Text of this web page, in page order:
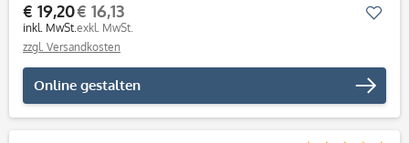
€ 19,20
inkl. MwSt.
€ 16,13
exkl. MwSt.
zzgl. Versandkosten
Online gestalten